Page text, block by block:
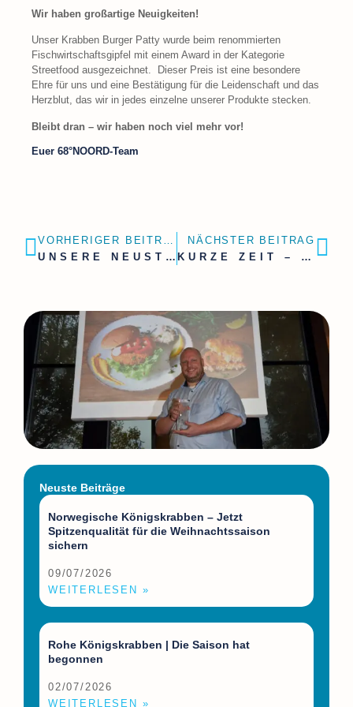
Wir haben großartige Neuigkeiten!
Unser Krabben Burger Patty wurde beim renommierten
Fischwirtschaftsgipfel mit einem Award in der Kategorie
Streetfood ausgezeichnet. Dieser Preis ist eine besondere
Ehre für uns und eine Bestätigung für die Leidenschaft und das
Herzblut, das wir in jedes einzelne unserer Produkte stecken.
Bleibt dran – wir haben noch viel mehr vor!
Euer 68°NOORD-Team
VORHERIGER BEITRAG
UNSERE NEUSTE ERGÄNZUNG – DIREKT AUS NORWEGEN
NÄCHSTER BEITRAG
KURZE ZEIT – VOLLER GENUSS!
Neuste Beiträge
Norwegische Königskrabben – Jetzt
Spitzenqualität für die Weihnachtssaison
sichern
09/07/2026
WEITERLESEN »
Rohe Königskrabben | Die Saison hat
begonnen
02/07/2026
WEITERLESEN »